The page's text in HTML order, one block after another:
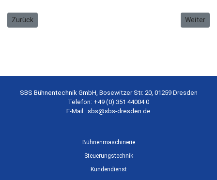
Vorheriger Beitrag: Duales Studium zum Bachelor of
Zurück Nächster
Weiter
SBS Bühnentechnik GmbH, Bosewitzer Str. 20, 01259 Dresden
Telefon: +49 (0) 351 44004 0
E-Mail: sbs@sbs-dresden.de
Bühnenmaschinerie
Steuerungstechnik
Kundendienst